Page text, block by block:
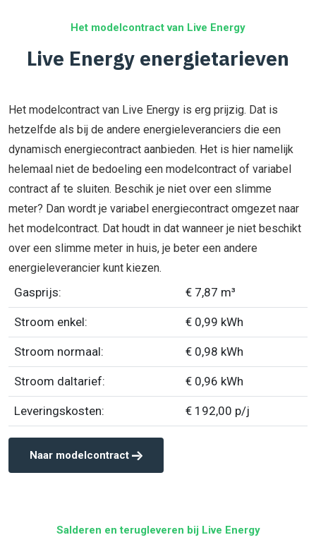
Het modelcontract van Live Energy
Live Energy energietarieven
Het modelcontract van Live Energy is erg prijzig. Dat is
hetzelfde als bij de andere energieleveranciers die een
dynamisch energiecontract aanbieden. Het is hier namelijk
helemaal niet de bedoeling een modelcontract of variabel
contract af te sluiten. Beschik je niet over een slimme
meter? Dan wordt je variabel energiecontract omgezet naar
het modelcontract. Dat houdt in dat wanneer je niet beschikt
over een slimme meter in huis, je beter een andere
energieleverancier kunt kiezen.
Gasprijs: € 7,87 m³
Stroom enkel: € 0,99 kWh
Stroom normaal: € 0,98 kWh
Stroom daltarief: € 0,96 kWh
Leveringskosten: € 192,00 p/j
Naar modelcontract
Salderen en terugleveren bij Live Energy